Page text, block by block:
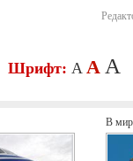
Шрифт: A A A
В